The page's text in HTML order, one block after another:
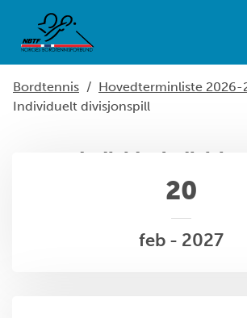
Bordtennis / Hovedterminliste 2026-
Individuelt divisjonspill
Individuelt
20
feb - 2027